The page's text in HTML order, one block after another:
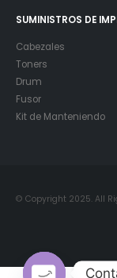
SUMINISTROS DE
Cabezales
Toners
Drum
Fusor
Kit de Manteniendo
© Copyright 2025. All